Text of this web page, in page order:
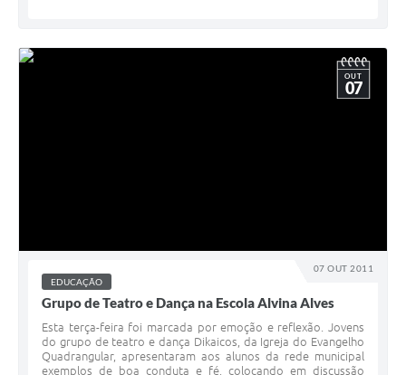
07 OUT 2011
OUT
07
EDUCAÇÃO
Grupo de Teatro e Dança na Escola Alvina Alves
Esta terça-feira foi marcada por emoção e reflexão. Jovens
do grupo de teatro e dança Dikaicos, da Igreja do Evangelho
Quadrangular, apresentaram aos alunos da rede municipal
exemplos de boa conduta e fé, colocando em discussão